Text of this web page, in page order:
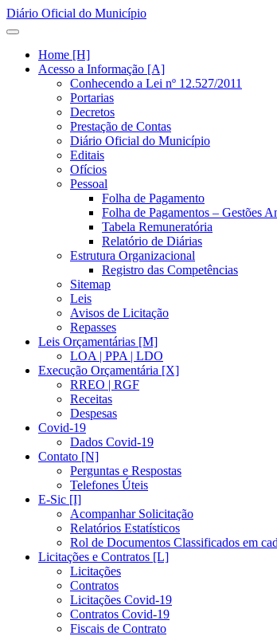
Diário Oficial do Município
Home [H]
Acesso a Informação [A]
Conhecendo a Lei nº 12.527/2011
Portarias
Decretos
Prestação de Contas
Diário Oficial do Município
Editais
Ofícios
Pessoal
Folha de Pagamento
Folha de Pagamentos – Gestões
Tabela Remuneratória
Relatório de Diárias
Estrutura Organizacional
Registro das Competências
Sitemap
Leis
Avisos de Licitação
Repasses
Leis Orçamentárias [M]
LOA | PPA | LDO
Execução Orçamentária [X]
RREO | RGF
Receitas
Despesas
Covid-19
Dados Covid-19
Contato [N]
Perguntas e Respostas
Telefones Úteis
E-Sic [I]
Acompanhar Solicitação
Relatórios Estatísticos
Rol de Documentos Classificados em
Licitações e Contratos [L]
Licitações
Contratos
Licitações Covid-19
Contratos Covid-19
Fiscais de Contrato